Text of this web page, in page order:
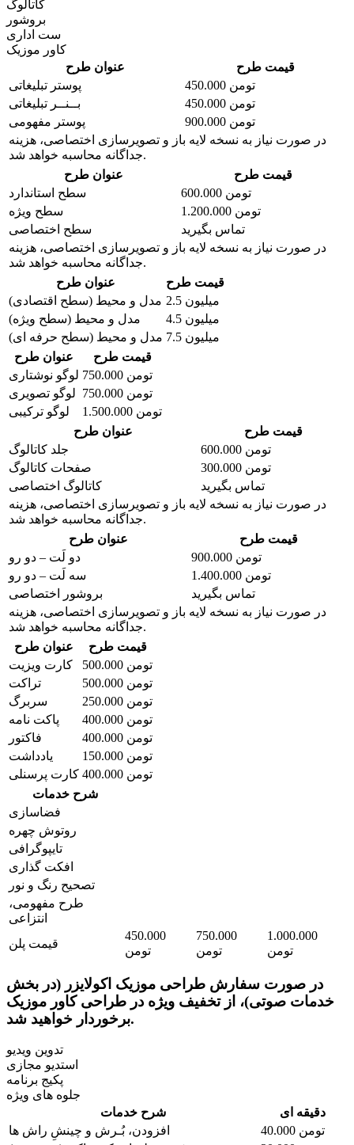
کاتالوگ
بروشور
ست اداری
کاور موزیک
عنوان طرح
قیمت طرح
پوستر تبلیغاتی
450.000 تومن
بــنــر تبلیغاتی
450.000 تومن
پوستر مفهومی
900.000 تومن
در صورت نیاز به نسخه لایه باز و تصویرسازی اختصاصی، هزینه
جداگانه محاسبه خواهد شد.
عنوان طرح
قیمت طرح
سطح استاندارد
600.000 تومن
سطح ویژه
1.200.000 تومن
سطح اختصاصی
تماس بگیرید
در صورت نیاز به نسخه لایه باز و تصویرسازی اختصاصی، هزینه
جداگانه محاسبه خواهد شد.
عنوان طرح
قیمت طرح
مدل و محیط (سطح اقتصادی)
2.5 میلیون
مدل و محیط (سطح ویژه)
4.5 میلیون
مدل و محیط (سطح حرفه ای)
7.5 میلیون
عنوان طرح
قیمت طرح
لوگو نوشتاری
750.000 تومن
لوگو تصویری
750.000 تومن
لوگو ترکیبی
1.500.000 تومن
عنوان طرح
قیمت طرح
جلد کاتالوگ
600.000 تومن
صفحات کاتالوگ
300.000 تومن
کاتالوگ اختصاصی
تماس بگیرید
در صورت نیاز به نسخه لایه باز و تصویرسازی اختصاصی، هزینه
جداگانه محاسبه خواهد شد.
عنوان طرح
قیمت طرح
دو لَت – دو رو
900.000 تومن
سه لَت – دو رو
1.400.000 تومن
بروشور اختصاصی
تماس بگیرید
در صورت نیاز به نسخه لایه باز و تصویرسازی اختصاصی، هزینه
جداگانه محاسبه خواهد شد.
عنوان طرح
قیمت طرح
کارت ویزیت
500.000 تومن
تراکت
500.000 تومن
سربرگ
250.000 تومن
پاکت نامه
400.000 تومن
فاکتور
400.000 تومن
یادداشت
150.000 تومن
کارت پرسنلی
400.000 تومن
شرح خدمات
فضاسازی
روتوش چهره
تایپوگرافی
افکت گذاری
تصحیح رنگ و نور
طرح مفهومی،
انتزاعی
قیمت پلن
450.000
تومن
750.000
تومن
1.000.000
تومن
در صورت سفارش طراحی موزیک اکولایزر (در بخش
خدمات صوتی)، ازتخفیف ویژه در طراحی کاور موزیک
برخوردار خواهید شد.
تدوین ویدیو
استدیو مجازی
پکیج برنامه
جلوه های ویژه
شرح خدمات
دقیقه ای
افزودن، بُـرش و چینشِ راش ها
40.000 تومن